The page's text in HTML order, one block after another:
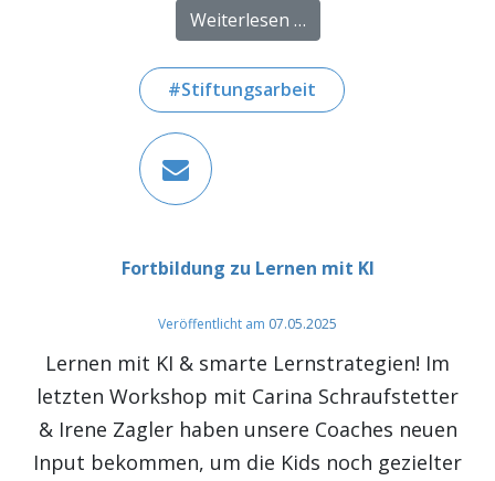
Weiterlesen …from Ausflug zum
Stiftungsarbeit
Fortbildung zu Lernen mit KI
Veröffentlicht am 07.05.2025
Lernen mit KI & smarte Lernstrategien! Im
letzten Workshop mit Carina Schraufstetter
& Irene Zagler haben unsere Coaches neuen
Input bekommen, um die Kids noch gezielter